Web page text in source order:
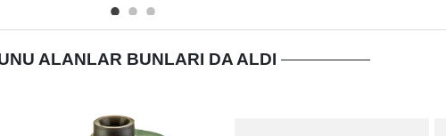
ALANLAR BUNLARI DA ALDI